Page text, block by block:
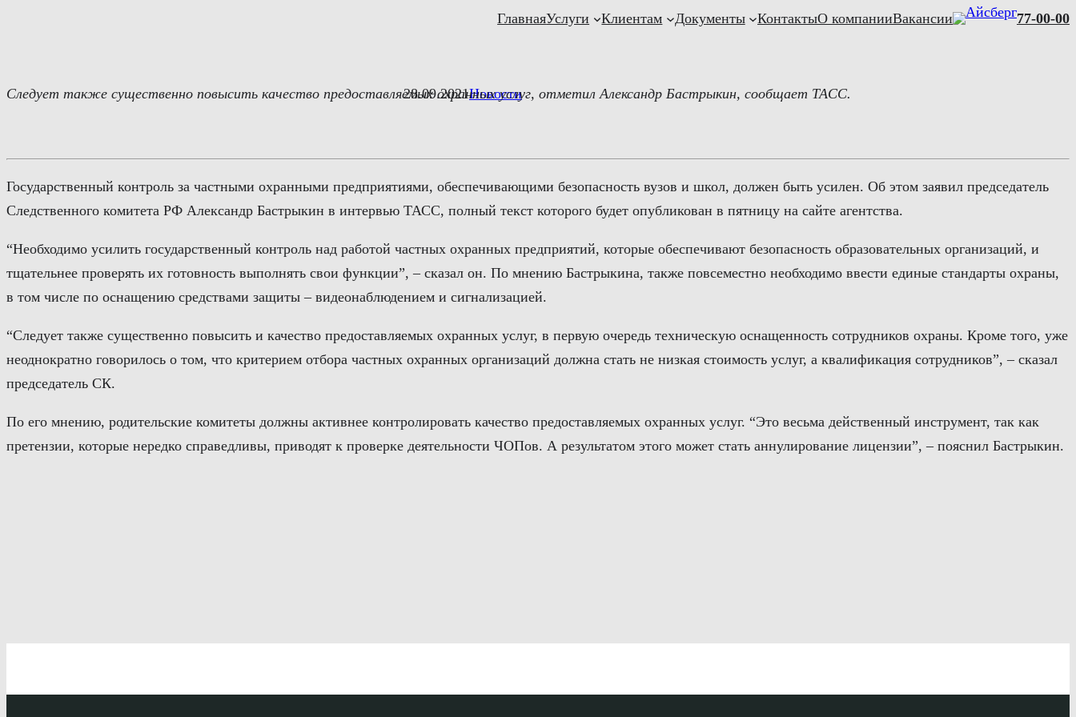
ГлавнаяУслуги Клиентам Документы КонтактыО компанииВакансии 77-00-00
28.09.2021Новости
Следует также существенно повысить качество предоставляемых охранных услуг, отметил Александр Бастрыкин, сообщает ТАСС.
Государственный контроль за частными охранными предприятиями, обеспечивающими безопасность вузов и школ, должен быть усилен. Об этом заявил председатель
Следственного комитета РФ Александр Бастрыкин в интервью ТАСС, полный текст которого будет опубликован в пятницу на сайте агентства.
“Необходимо усилить государственный контроль над работой частных охранных предприятий, которые обеспечивают безопасность образовательных организаций, и
тщательнее проверять их готовность выполнять свои функции”, – сказал он. По мнению Бастрыкина, также повсеместно необходимо ввести единые стандарты охраны,
в том числе по оснащению средствами защиты – видеонаблюдением и сигнализацией.
“Следует также существенно повысить и качество предоставляемых охранных услуг, в первую очередь техническую оснащенность сотрудников охраны. Кроме того, уже
неоднократно говорилось о том, что критерием отбора частных охранных организаций должна стать не низкая стоимость услуг, а квалификация сотрудников”, – сказал
председатель СК.
По его мнению, родительские комитеты должны активнее контролировать качество предоставляемых охранных услуг. “Это весьма действенный инструмент, так как
претензии, которые нередко справедливы, приводят к проверке деятельности ЧОПов. А результатом этого может стать аннулирование лицензии”, – пояснил Бастрыкин.